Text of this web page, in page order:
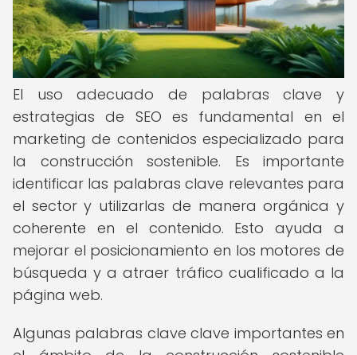
El uso adecuado de palabras clave y
estrategias de SEO es fundamental en el
marketing de contenidos especializado para
la construcción sostenible. Es importante
identificar las palabras clave relevantes para
el sector y utilizarlas de manera orgánica y
coherente en el contenido. Esto ayuda a
mejorar el posicionamiento en los motores de
búsqueda y a atraer tráfico cualificado a la
página web.
Algunas palabras clave clave importantes en